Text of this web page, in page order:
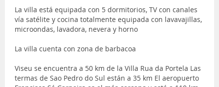
La villa está equipada con 5 dormitorios, TV con canales
vía satélite y cocina totalmente equipada con lavavajillas,
microondas, lavadora, nevera y horno
La villa cuenta con zona de barbacoa
Viseu se encuentra a 50 km de la Villa Rua da Portela Las
termas de Sao Pedro do Sul están a 35 km El aeropuerto